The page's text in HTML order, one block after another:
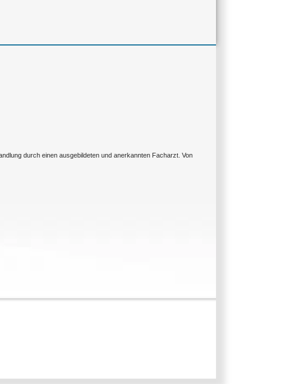
durch einen ausgebildeten und anerkannten Facharzt. Von